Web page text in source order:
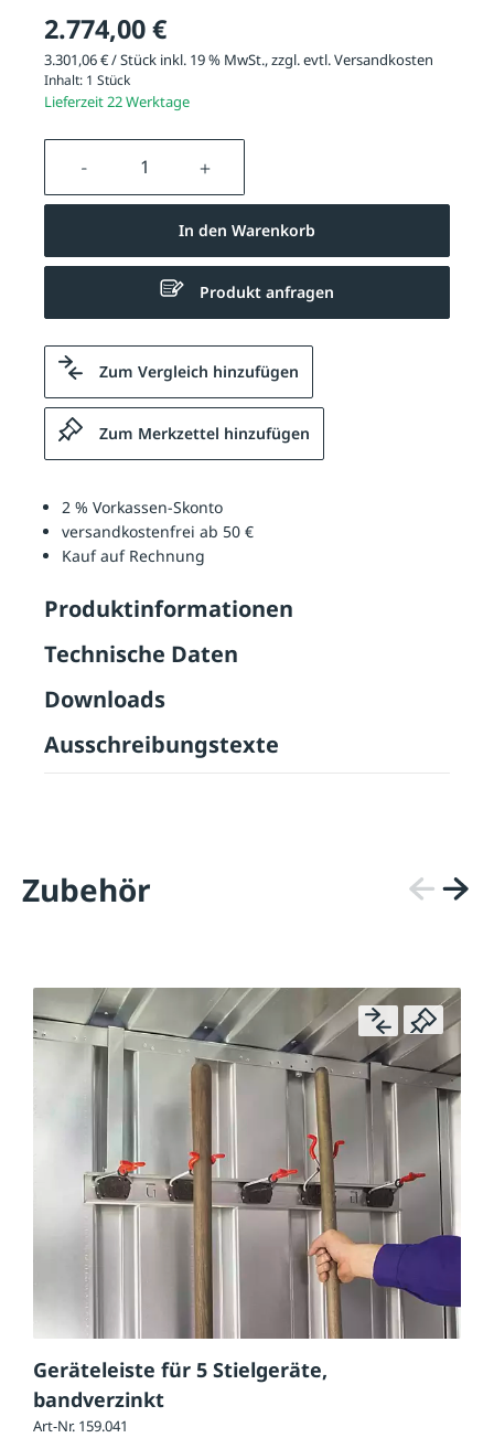
2.774,00 €
3.301,06 € / Stück inkl. 19 % MwSt., zzgl. evtl.Versandkosten
Inhalt: 1 Stück
Lieferzeit 22 Werktage
Produkt Anzahl: Gib den
In den Warenkorb
Produkt anfragen
Zum Vergleich hinzufügen
Zum Merkzettel hinzufügen
2 % Vorkassen-Skonto
versandkostenfrei ab 50 €
Kauf auf Rechnung
Produktinformationen
Technische Daten
Downloads
Ausschreibungstexte
Zubehör
Geräteleiste für 5 Stielgeräte,
bandverzinkt
Art-Nr. 159.041